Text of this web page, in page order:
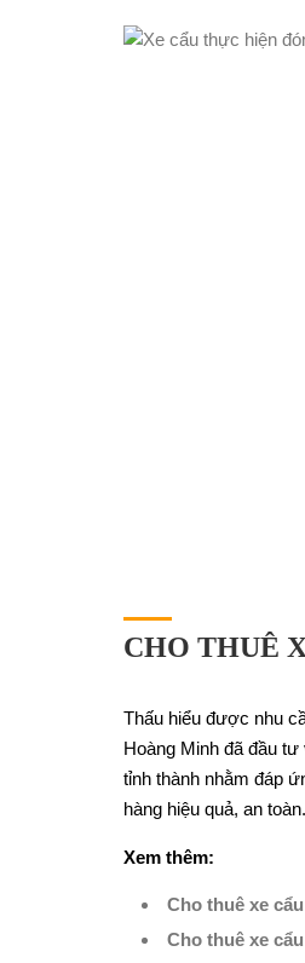
CHO THUÊ
Thấu hiểu được nhu
Hoàng Minh đã đầu
tỉnh thành nhằm đáp
hàng hiệu quả, an toàn.
Xem thêm:
Cho thuê xe
Cho thuê xe